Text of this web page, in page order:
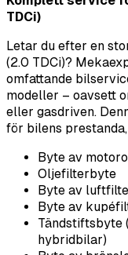
TDCi)
Letar du efter en
(2.0 TDCi)?
omfattande
modeller – oavsett
eller gasdriven.
för bilens
Byte av
Oljefilterbyte
Byte av
Byte av
Tändstiftsbyte
hybridbilar)